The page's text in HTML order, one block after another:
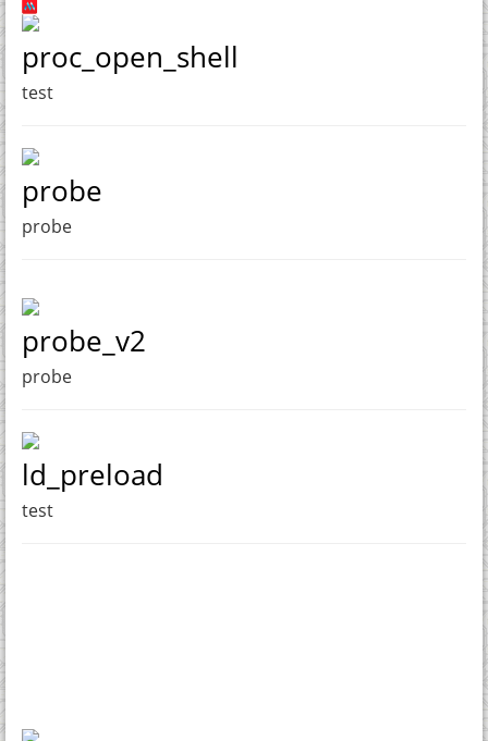
proc_open_shell
test
probe
probe
probe_v2
probe
ld_preload
test